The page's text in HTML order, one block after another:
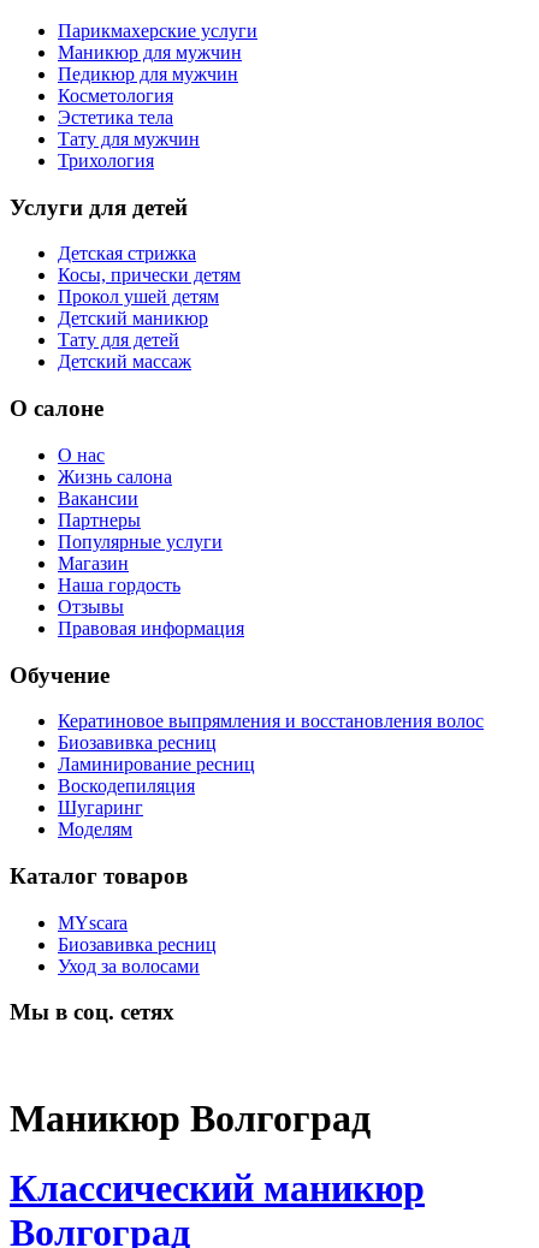
Парикмахерские услуги
Маникюр для мужчин
Педикюр для мужчин
Косметология
Эстетика тела
Тату для мужчин
Трихология
Услуги для детей
Детская стрижка
Косы, прически детям
Прокол ушей детям
Детский маникюр
Тату для детей
Детский массаж
О салоне
О нас
Жизнь салона
Вакансии
Партнеры
Популярные услуги
Магазин
Наша гордость
Отзывы
Правовая информация
Обучение
Кератиновое выпрямления и восстановления волос
Биозавивка ресниц
Ламинирование ресниц
Воскодепиляция
Шугаринг
Моделям
Каталог товаров
MYscara
Биозавивка ресниц
Уход за волосами
Мы в соц. сетях
Маникюр Волгоград
Классический маникюр
Волгоград